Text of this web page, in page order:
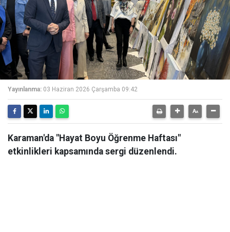
Yayınlanma: 03 Haziran 2026 Çarşamba 09:42
Karaman'da "Hayat Boyu Öğrenme Haftası"
etkinlikleri kapsamında sergi düzenlendi.